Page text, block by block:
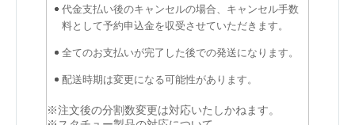
代金支払い後のキャンセルの場合、キャンセル手数
料として予約申込金を収受させていただきます。
全てのお支払いが完了した後での発送になります。
配送時期は変更になる可能性があります。
※注文後の分割数変更は対応いたしかねます。